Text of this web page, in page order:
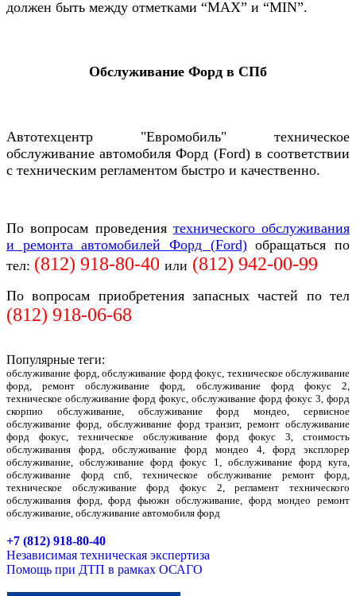
должен быть между отметками “MAX” и “MIN”.
Обслуживание Форд в СПб
Автотехцентр "Евромобиль" техническое
обслуживание автомобиляФорд (Ford) в соответствии
с техническим регламентом быстро и качественно.
По вопросам проведения технического обслуживания
и ремонта автомобилей Форд (Ford)обращаться по
тел: (812) 918-80-40 или (812) 942-00-99
По вопросам приобретения запасных частей по тел
(812) 918-06-68
Популярные теги:
обслуживание форд, обслуживание форд фокус, техническое обслуживание
форд, ремонт обслуживание форд, обслуживание форд фокус 2,
техническое обслуживание форд фокус, обслуживание форд фокус 3, форд
скорпио обслуживание, обслуживание форд мондео, сервисное
обслуживание форд, обслуживание форд транзит, ремонт обслуживание
форд фокус, техническое обслуживание форд фокус 3, стоимость
обслуживания форд, обслуживание форд мондео 4, форд эксплорер
обслуживание, обслуживание форд фокус 1, обслуживание форд куга,
обслуживание форд спб, техническое обслуживание ремонт форд,
техническое обслуживание форд фокус 2, регламент технического
обслуживания форд, форд фьюжн обслуживание, форд мондео ремонт
обслуживание, обслуживание автомобиля форд
+7 (812) 918-80-40
Независимая техническая экспертиза
Помощь при ДТП в рамках ОСАГО